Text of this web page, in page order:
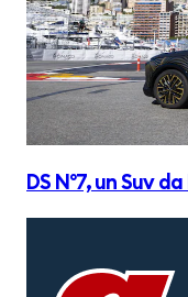
DS N°7, un Suv